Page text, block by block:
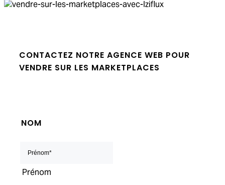
CONTACTEZ NOTRE AGENCE WEB POUR
VENDRE SUR LES MARKETPLACES
NOM
Prénom